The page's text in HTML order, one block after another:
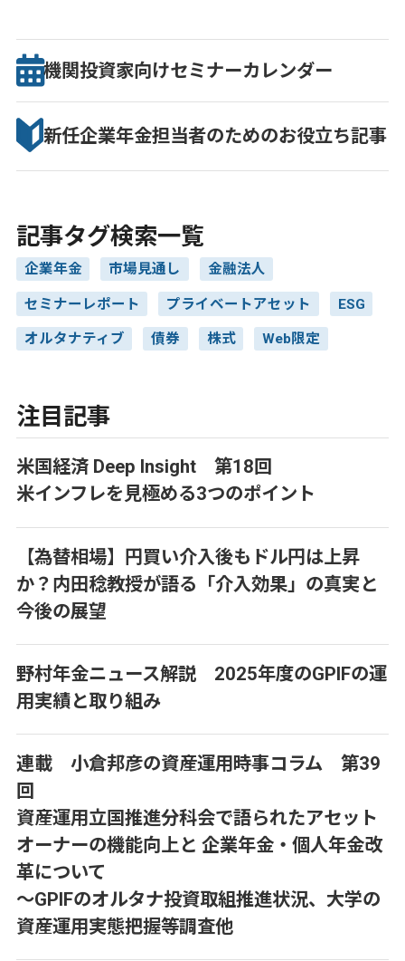
機関投資家向けセミナーカレンダー
新任企業年金担当者のためのお役立ち記事
記事タグ検索一覧
企業年金 市場見通し 金融法人
セミナーレポート プライベートアセット ESG
オルタナティブ 債券 株式 Web限定
注目記事
米国経済 Deep Insight 第18回
米インフレを見極める3つのポイント
【為替相場】円買い介入後もドル円は上昇
か？内田稔教授が語る「介入効果」の真実と
今後の展望
野村年金ニュース解説 2025年度のGPIFの運
用実績と取り組み
連載 小倉邦彦の資産運用時事コラム 第39
回
資産運用立国推進分科会で語られたアセット
オーナーの機能向上と 企業年金・個人年金改
革について
～GPIFのオルタナ投資取組推進状況、大学の
資産運用実態把握等調査他